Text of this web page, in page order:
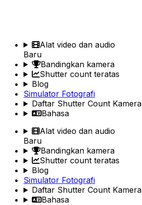
Alat video dan audio
Baru
Bandingkan kamera
Shutter count teratas
Blog
Simulator Fotografi
Daftar Shutter Count Kamera
Bahasa
Alat video dan audio
Baru
Bandingkan kamera
Shutter count teratas
Blog
Simulator Fotografi
Daftar Shutter Count Kamera
Bahasa